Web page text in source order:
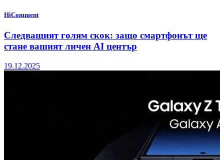
HiComment
Следващият голям скок: защо смартфонът ще
стане вашият личен AI център
19.12.2025